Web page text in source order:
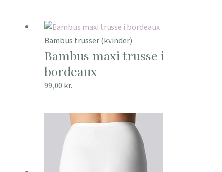
Bambus trusser (kvinder)
Bambus maxi trusse i
bordeaux
99,00 kr.